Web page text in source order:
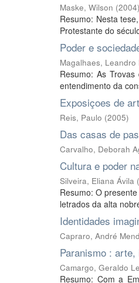
Maske, Wilson (2004)
Resumo: Nesta
Protestante do
Poder e
Magalhaes, Leandro
Resumo: As
entendimento da
Exposiçoes de
Reis, Paulo (2005)
Das casas de
Carvalho, Deborah
Cultura e poder
Silveira, Eliana Ávila (
Resumo: O
letrados da alta
Identidades
Capraro, André
Paranismo :
Camargo, Geraldo
Resumo: Com a